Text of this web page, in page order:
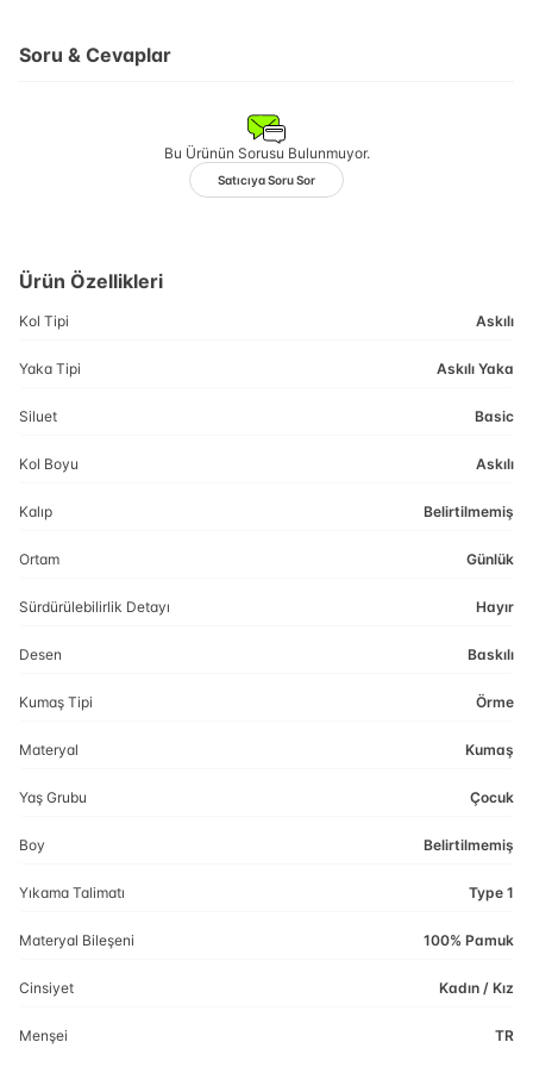
Soru & Cevaplar
Bu Ürünün Sorusu Bulunmuyor.
Satıcıya Soru Sor
Ürün Özellikleri
Kol Tipi Askılı
Yaka Tipi Askılı Yaka
Siluet Basic
Kol Boyu Askılı
Kalıp Belirtilmemiş
Ortam Günlük
Sürdürülebilirlik Detayı Hayır
Desen Baskılı
Kumaş Tipi Örme
Materyal Kumaş
Yaş Grubu Çocuk
Boy Belirtilmemiş
Yıkama Talimatı Type 1
Materyal Bileşeni 100% Pamuk
Cinsiyet Kadın / Kız
Menşei TR